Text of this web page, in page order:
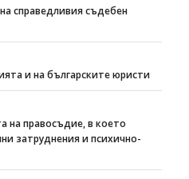
справедливия съдебен
и на българските юристи
на правосъдие, в което
затруднения и психично-